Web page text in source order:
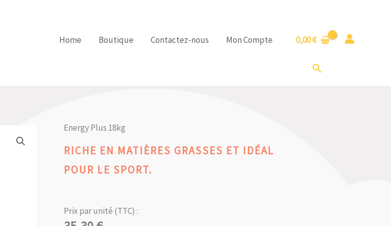
Home Boutique Contactez-nous Mon Compte 0,00€
Rechercher
Energy Plus 18kg
RICHE EN MATIÈRES GRASSES ET IDÉAL
POUR LE SPORT.
Prix par unité (TTC) :